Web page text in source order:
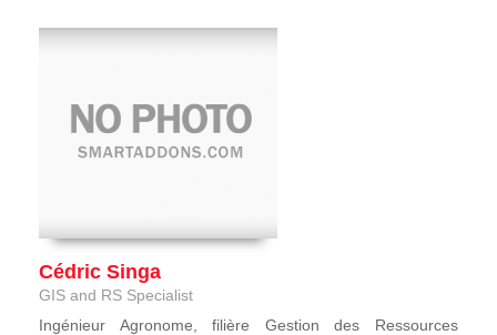
Cédric Singa
GIS and RS Specialist
Ingénieur Agronome, filière Gestion des Ressources